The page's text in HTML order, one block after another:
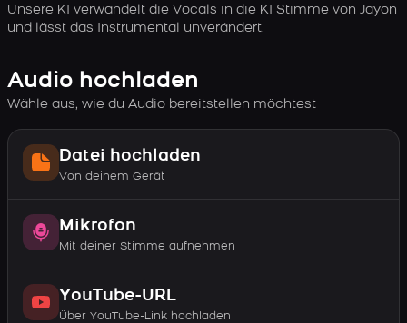
Unsere KI verwandelt die Vocals in die KI Stimme von Jayon
und lässt das Instrumental unverändert.
Audio hochladen
Wähle aus, wie du Audio bereitstellen möchtest
Datei hochladen
Von deinem Gerät
Mikrofon
Mit deiner Stimme aufnehmen
YouTube-URL
Über YouTube-Link hochladen